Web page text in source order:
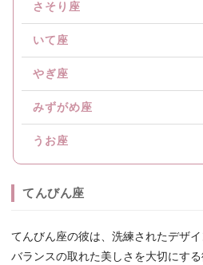
さそり座
いて座
やぎ座
みずがめ座
うお座
てんびん座
てんびん座の彼は、洗練されたデザ
バランスの取れた美しさを大切にす